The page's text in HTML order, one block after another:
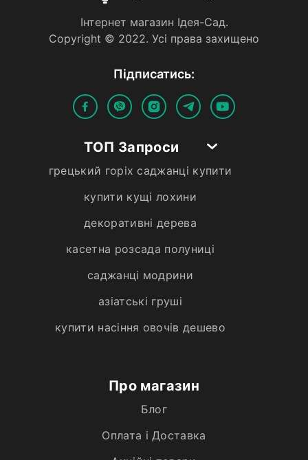
Iнтернет магазин Iдея-Сад.
Copyright © 2022. Усi права захищено
Пiдписатись:
ТОП Запроси
грецький горіх саджанці купити
купити кущі лохини
декоративні дерева
касетна розсада полуниці
саджанці модрини
азіатські груші
купити насіння овочів дешево
Про магазин
Блог
Оплата і Доставка